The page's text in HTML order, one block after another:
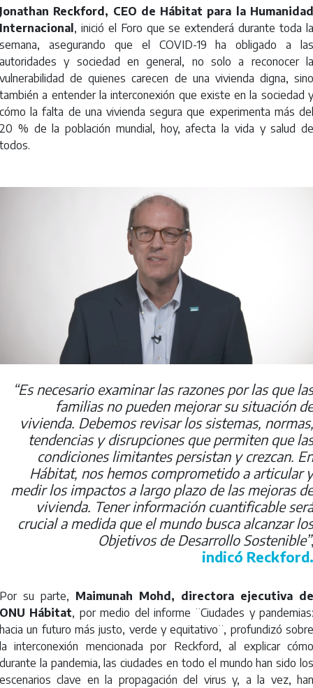
Jonathan Reckford, CEO de Hábitat para la Humanidad
Internacional, inició el Foro que se extenderá durante toda la
semana, asegurando que el COVID-19 ha obligado a las
autoridades y sociedad en general, no solo a reconocer la
vulnerabilidad de quienes carecen de una vivienda digna, sino
también a entender la interconexión que existe en la sociedad y
cómo la falta de una vivienda segura que experimenta más del
20 % de la población mundial, hoy, afecta la vida y salud de
todos.
“Es necesario examinar las razones por las que las
familias no pueden mejorar su situación de
vivienda. Debemos revisar los sistemas, normas,
tendencias y disrupciones que permiten que las
condiciones limitantes persistan y crezcan. En
Hábitat, nos hemos comprometido a articular y
medir los impactos a largo plazo de las mejoras de
vivienda. Tener información cuantificable será
crucial a medida que el mundo busca alcanzar los
Objetivos de Desarrollo Sostenible”,
indicó Reckford.
Por su parte, Maimunah Mohd, directora ejecutiva de
ONU Hábitat, por medio del informe ¨Ciudades y pandemias:
hacia un futuro más justo, verde y equitativo¨, profundizó sobre
la interconexión mencionada por Reckford, al explicar cómo
durante la pandemia, las ciudades en todo el mundo han sido los
escenarios clave en la propagación del virus y, a la vez, han